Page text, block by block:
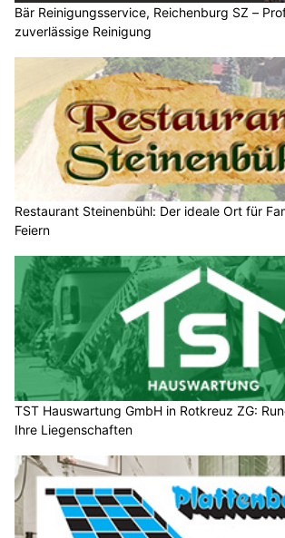
Bär Reinigungsservice, Reichenburg SZ –
zuverlässige Reinigung
Restaurant Steinenbühl: Der ideale Ort für
Feiern
TST Hauswartung GmbH in Rotkreuz ZG:
Ihre Liegenschaften